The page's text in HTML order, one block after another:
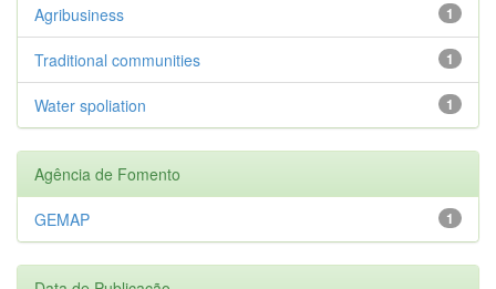
1
Agribusiness
1
Traditional communities
1
Water spoliation
Agência de Fomento
1
GEMAP